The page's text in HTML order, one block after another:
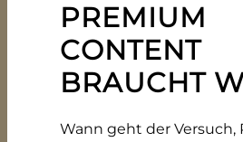
PREMIUM
CONTENT
BRAUCHT
Wann geht der Versuch,